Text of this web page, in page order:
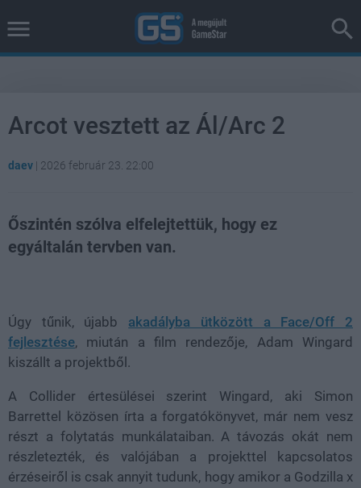
Arcot vesztett az Ál/Arc 2
daev | 2026 február 23. 22:00
Őszintén szólva elfelejtettük, hogy ez
egyáltalán tervben van.
Úgy tűnik, újabb akadályba ütközött a Face/Off 2
fejlesztése, miután a film rendezője, Adam Wingard
kiszállt a projektből.
A Collider értesülései szerint Wingard, aki Simon
Barrettel közösen írta a forgatókönyvet, már nem vesz
részt a folytatás munkálataiban. A távozás okát nem
részletezték, és valójában a projekttel kapcsolatos
érzéseiről is csak annyit tudunk, hogy amikor a Godzilla x